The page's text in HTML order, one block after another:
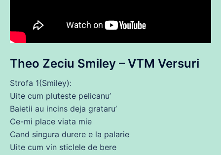
Theo Zeciu Smiley – VTM Versuri
Strofa 1(Smiley):
Uite cum pluteste pelicanu’
Baietii au incins deja grataru’
Ce-mi place viata mie
Cand singura durere e la palarie
Uite cum vin sticlele de bere